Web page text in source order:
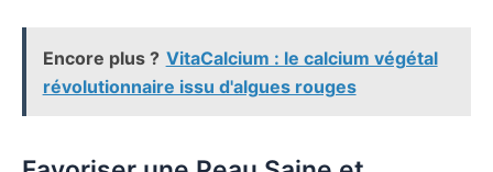
Encore plus ? VitaCalcium : le calcium végétal
révolutionnaire issu d'algues rouges